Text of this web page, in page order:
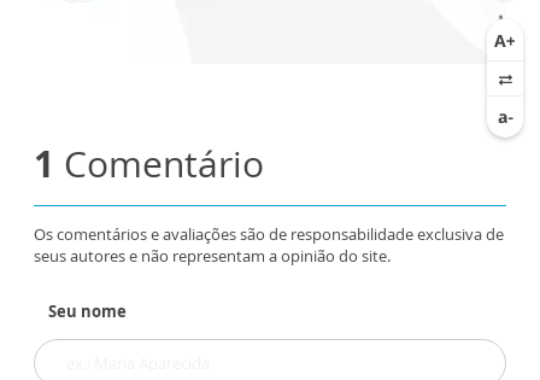
1 Comentário
Os comentários e avaliações são de responsabilidade exclusiva de
seus autores e não representam a opinião do site.
Seu nome